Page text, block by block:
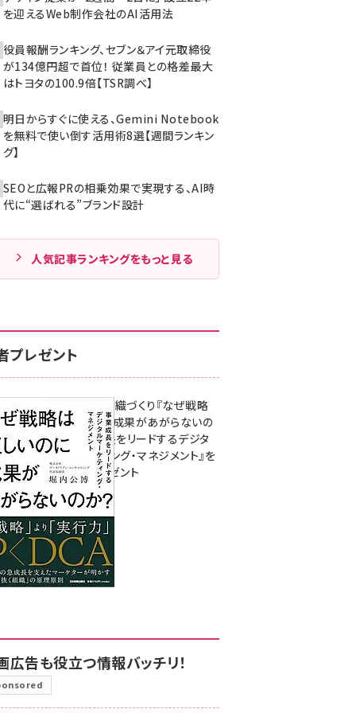
を迎えるWeb制作会社のAI活用法
役員報酬ランキング、セブン＆アイ元取締役
が134億円超で首位！ 従業員との格差最大
はトヨタの100.9倍【TSR調べ】
明日からすぐに使える、Gemini Notebook
を無料で使い倒す活用術8選【週間ランキン
グ】
SEOと広報PRの相乗効果で実現する、AI時
代に“選ばれる”ブランド設計
人気記事ランキングをもっと見る
プレゼント
成果を生む組織づくり『なぜ戦略
は正しいのに成果があがらないの
か？ 事業成長をリードするデジタ
ルマーケティング・マネジメント』を
3名様にプレゼント
8月7日 10:00
広告も役立つ情報バッチリ！